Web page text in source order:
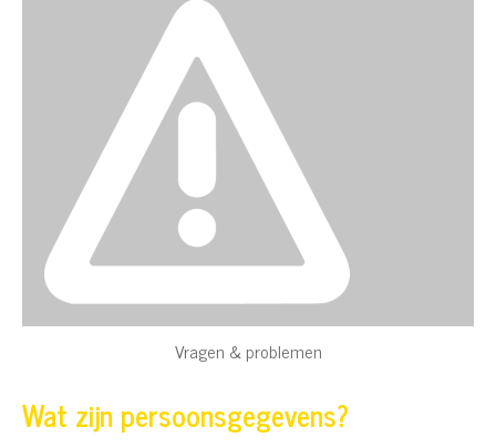
Vragen & problemen
Wat zijn persoonsgegevens?